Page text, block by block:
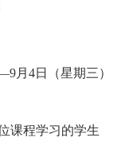
9月4日（星期三）
课程学习的学生